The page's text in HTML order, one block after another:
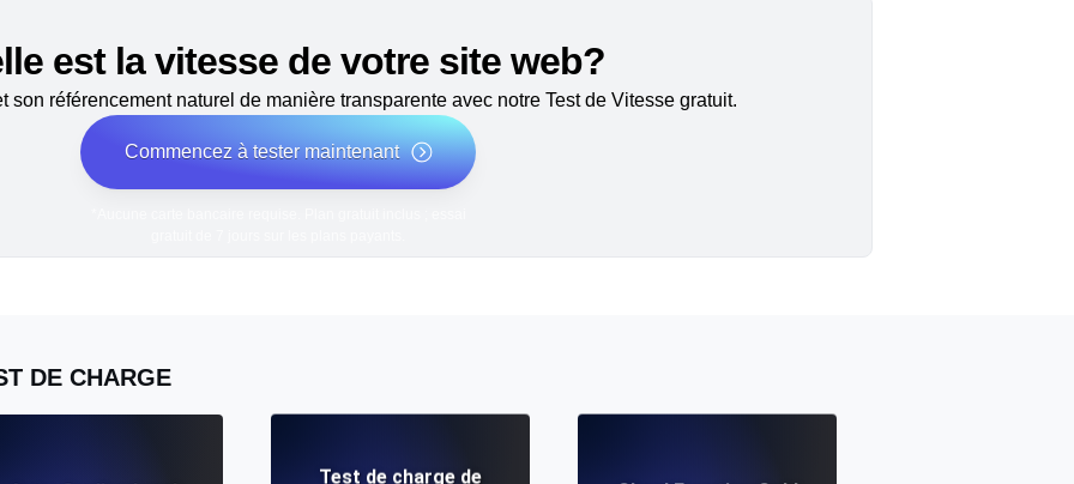
est la vitesse de votre site web?
son référencement naturel de manière transparente avec notre Test de Vitesse gratuit.
Commencez à tester maintenant
DE CHARGE
Test de charge de